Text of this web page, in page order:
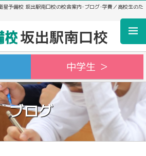
星予備校 坂出駅南口校の校舎案内･ブログ･学費／高校生のた
中学生 ＞
ブログ